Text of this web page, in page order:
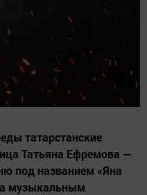
татарстанские
Татьяна Ефремова —
под названием «Яна
музыкальным